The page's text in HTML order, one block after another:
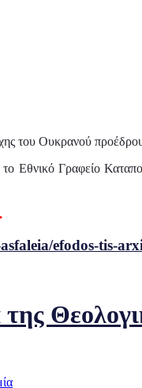
του Ουκρανού προέδρου
Εθνικό Γραφείο
efodos-tis-
της